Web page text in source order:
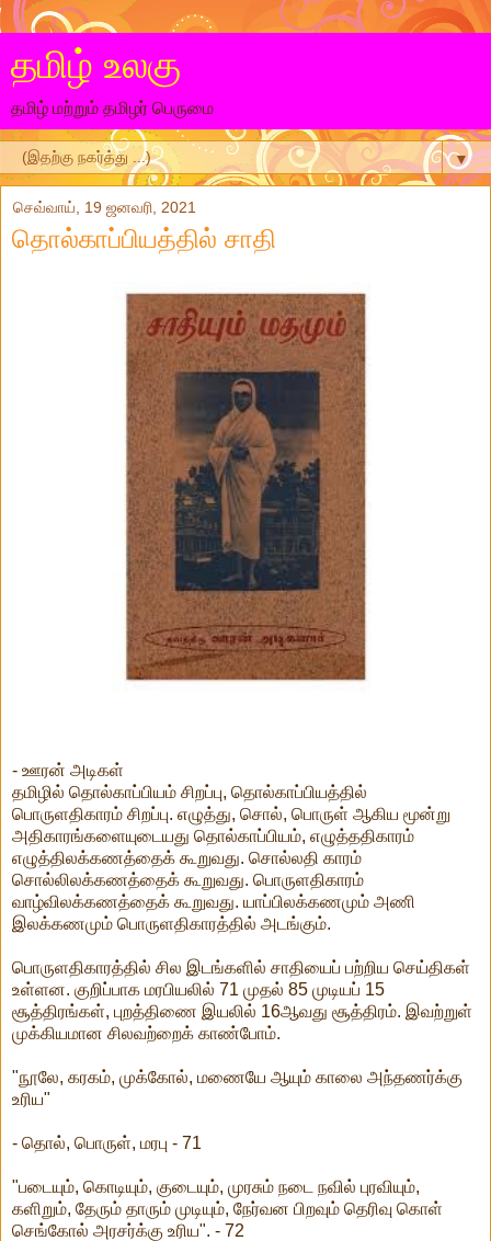
தமிழ் உலகு
தமிழ் மற்றும் தமிழர் பெருமை
▼
செவ்வாய், 19 ஜனவரி, 2021
தொல்காப்பியத்தில் சாதி
- ஊரன் அடிகள்
தமிழில் தொல்காப்பியம் சிறப்பு, தொல்காப்பியத்தில்
பொருளதிகாரம் சிறப்பு. எழுத்து, சொல், பொருள் ஆகிய மூன்று
அதிகாரங்களையுடையது தொல்காப்பியம், எழுத்ததிகாரம்
எழுத்திலக்கணத்தைக் கூறுவது. சொல்லதி காரம்
சொல்லிலக்கணத்தைக் கூறுவது. பொருளதிகாரம்
வாழ்விலக்கணத்தைக் கூறுவது. யாப்பிலக்கணமும் அணி
இலக்கணமும் பொருளதிகாரத்தில் அடங்கும்.
பொருளதிகாரத்தில் சில இடங்களில் சாதியைப் பற்றிய செய்திகள்
உள்ளன. குறிப்பாக மரபியலில் 71 முதல் 85 முடியப் 15
சூத்திரங்கள், புறத்திணை இயலில் 16ஆவது சூத்திரம். இவற்றுள்
முக்கியமான சிலவற்றைக் காண்போம்.
"நூலே, கரகம், முக்கோல், மணையே ஆயும் காலை அந்தணர்க்கு
உரிய"
- தொல், பொருள், மரபு - 71
"படையும், கொடியும், குடையும், முரசும் நடை நவில் புரவியும்,
களிறும், தேரும் தாரும் முடியும், நேர்வன பிறவும் தெரிவு கொள்
செங்கோல் அரசர்க்கு உரிய". - 72